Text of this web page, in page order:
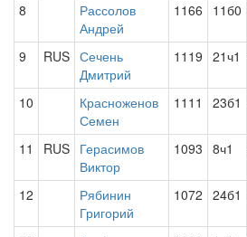
8
Рассолов
Андрей
1166 11б0
9 RUS Сечень
Дмитрий
1119 21ч1
10
Красноженов
Семен
1111 23б1
11 RUS Герасимов
Виктор
1093 8ч1
12
Рябинин
Григорий
1072 24б1